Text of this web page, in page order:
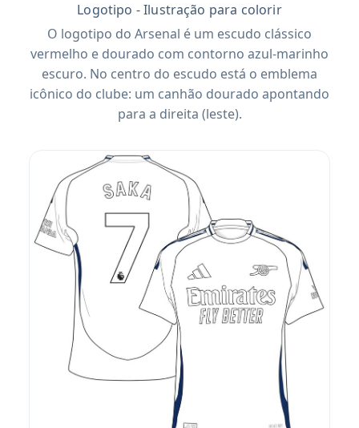
Logotipo - Ilustração para colorir
O logotipo do Arsenal é um escudo clássico
vermelho e dourado com contorno azul-marinho
escuro. No centro do escudo está o emblema
icônico do clube: um canhão dourado apontando
para a direita (leste).